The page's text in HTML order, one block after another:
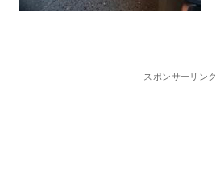
スポンサーリンク